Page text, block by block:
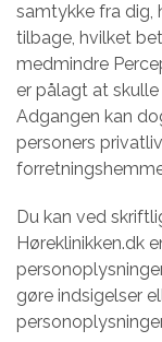
samtykke fra
tilbage, hvilket
medmindre
er pålagt at
Adgangen kan
personers
Du kan ved
Høreklinikken.dk
gøre indsigelser